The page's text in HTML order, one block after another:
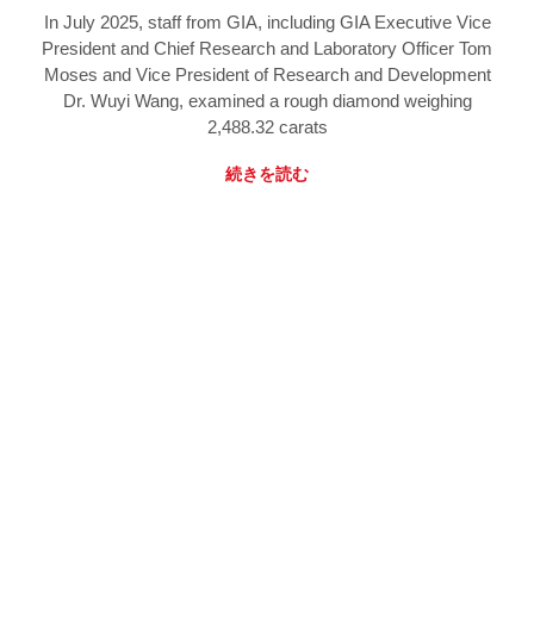
In July 2025, staff from GIA, including GIA Executive Vice
President and Chief Research and Laboratory Officer Tom
Moses and Vice President of Research and Development
Dr. Wuyi Wang, examined a rough diamond weighing
2,488.32 carats
続きを読む